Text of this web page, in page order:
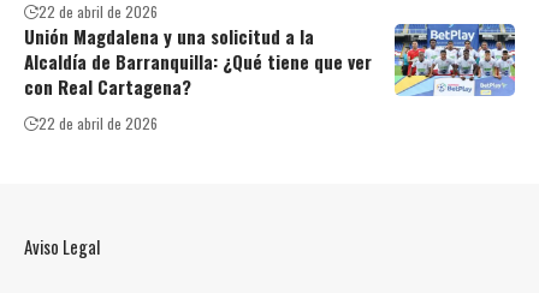
22 de abril de 2026
Unión Magdalena y una solicitud a la
Alcaldía de Barranquilla: ¿Qué tiene que ver
con Real Cartagena?
22 de abril de 2026
Aviso Legal